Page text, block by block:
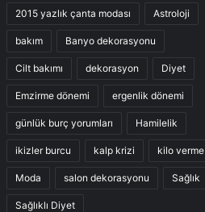
2015 yazlık çanta modası Astroloji
bakım Banyo dekorasyonu
Cilt bakımı dekorasyon Diyet
Emzirme dönemi ergenlik dönemi
günlük burç yorumları Hamilelik
ikizler burcu kalp krizi kilo verme
Moda salon dekorasyonu Sağlık
Sağlıklı Diyet